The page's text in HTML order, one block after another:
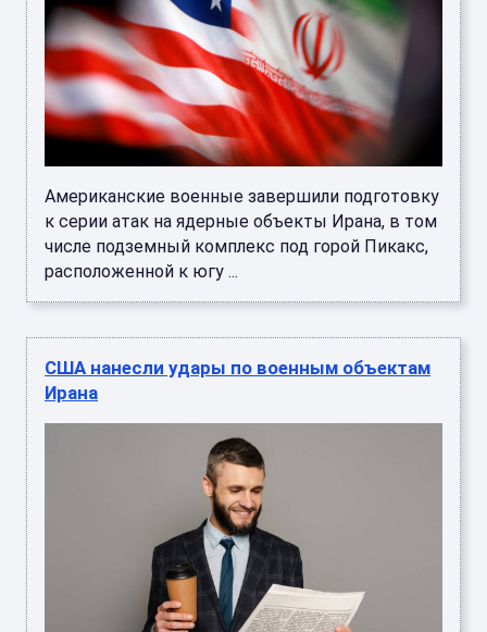
Американские военные завершили подготовку
к серии атак на ядерные объекты Ирана, в том
числе подземный комплекс под горой Пикакс,
расположенной к югу ...
США нанесли удары по военным объектам
Ирана